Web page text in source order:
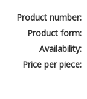
Product number:
Product form:
Availability:
Price per piece: